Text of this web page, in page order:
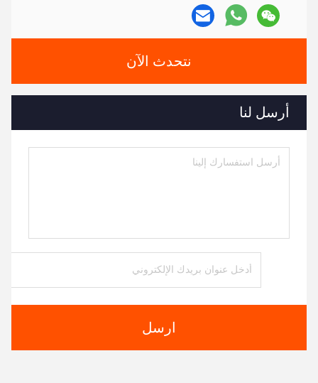
نتحدث الآن
أرسل لنا
ارسل